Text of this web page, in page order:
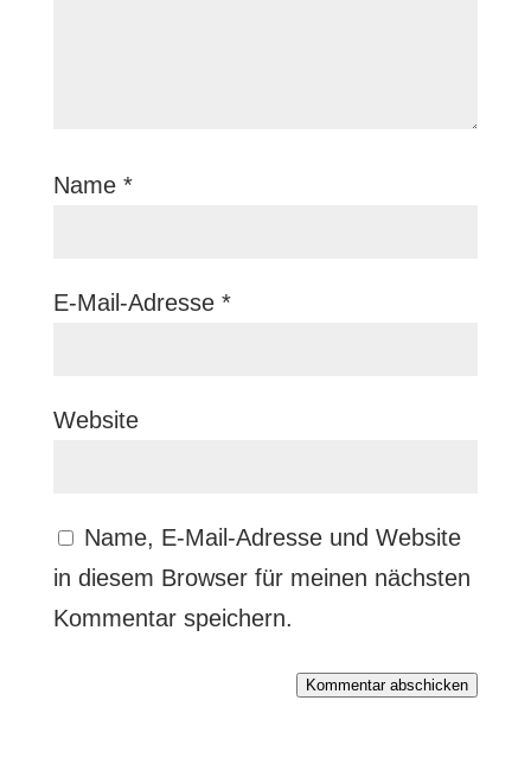
Name *
E-Mail-Adresse *
Website
Name, E-Mail-Adresse und Website
in diesem Browser für meinen nächsten
Kommentar speichern.
Kommentar abschicken